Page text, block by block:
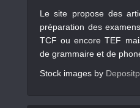
Le site propose des
préparation des
TCF ou encore TEF
de grammaire et de
Stock images by